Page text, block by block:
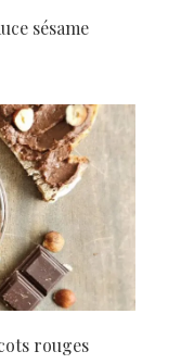
sésame
rouges